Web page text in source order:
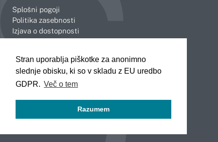
Stran uporablja piškotke za anonimno
slednje obisku, ki so v skladu z EU uredbo
GDPR. Več o tem
Razumem
Splošni pogoji
Politika zasebnosti
Izjava o dostopnosti
Celje
Koper
Kranj
Novo mesto
Slovenj Gradec